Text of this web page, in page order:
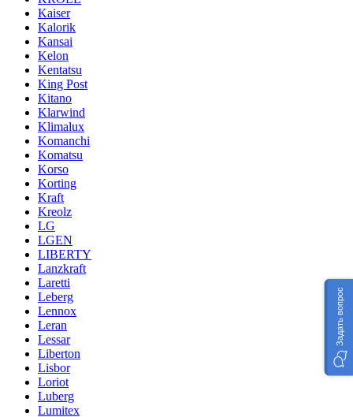
Kaiser
Kalorik
Kansai
Kelon
Kentatsu
King Post
Kitano
Klarwind
Klimalux
Komanchi
Komatsu
Korso
Korting
Kraft
Kreolz
LG
LGEN
LIBERTY
Lanzkraft
Laretti
Leberg
Lennox
Leran
Lessar
Liberton
Lisbor
Loriot
Luberg
Lumitex
Задать вопрос